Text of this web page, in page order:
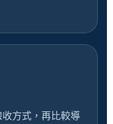
方式，再比較導